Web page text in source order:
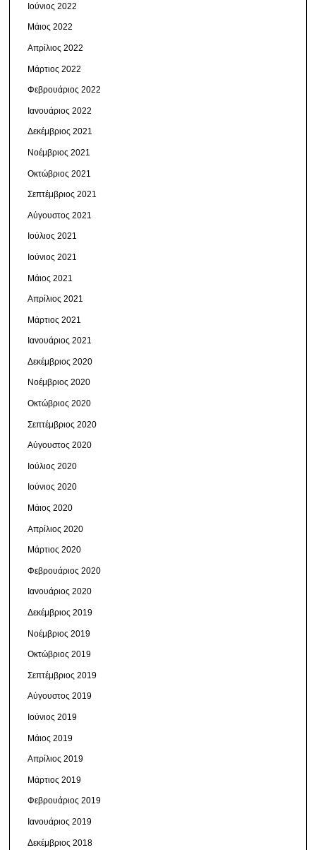
Ιούνιος 2022
Μάιος 2022
Απρίλιος 2022
Μάρτιος 2022
Φεβρουάριος 2022
Ιανουάριος 2022
Δεκέμβριος 2021
Νοέμβριος 2021
Οκτώβριος 2021
Σεπτέμβριος 2021
Αύγουστος 2021
Ιούλιος 2021
Ιούνιος 2021
Μάιος 2021
Απρίλιος 2021
Μάρτιος 2021
Ιανουάριος 2021
Δεκέμβριος 2020
Νοέμβριος 2020
Οκτώβριος 2020
Σεπτέμβριος 2020
Αύγουστος 2020
Ιούλιος 2020
Ιούνιος 2020
Μάιος 2020
Απρίλιος 2020
Μάρτιος 2020
Φεβρουάριος 2020
Ιανουάριος 2020
Δεκέμβριος 2019
Νοέμβριος 2019
Οκτώβριος 2019
Σεπτέμβριος 2019
Αύγουστος 2019
Ιούνιος 2019
Μάιος 2019
Απρίλιος 2019
Μάρτιος 2019
Φεβρουάριος 2019
Ιανουάριος 2019
Δεκέμβριος 2018